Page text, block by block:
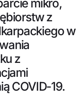
mikro,
z
w
z
COVID-19.